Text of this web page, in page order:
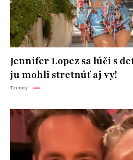
Jennifer Lopez sa lúči s
ju mohli stretnúť aj vy!
Trendy